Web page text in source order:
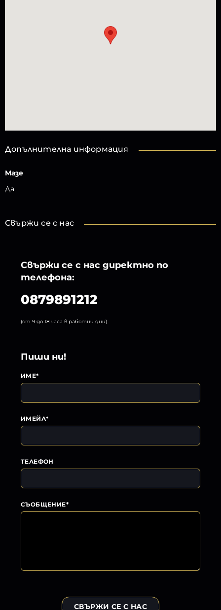
Допълнителна информация
Мазе
Да
Свържи се с нас
Свържи се с нас директно по
телефона:
0879891212
(от 9 до 18 часа в работни дни)
Пиши ни!
ИМЕ*
ИМЕЙЛ*
ТЕЛЕФОН
СЪОБЩЕНИЕ*
СВЪРЖИ СЕ С НАС